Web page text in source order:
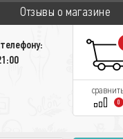
Отзывы о магазине
0